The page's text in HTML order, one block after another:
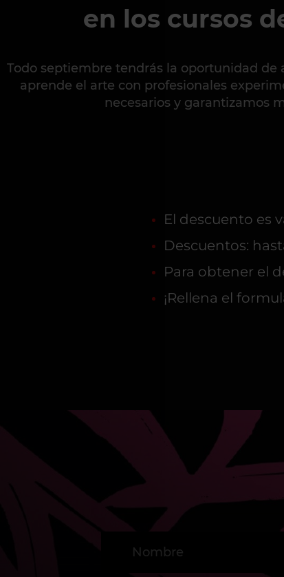
en los cursos
Todo septiembre tendrás la oportunidad
aprende el arte con profesionales
necesarios y garantizamos
El descuento es
Descuentos:
Para obtener el
¡Rellena el